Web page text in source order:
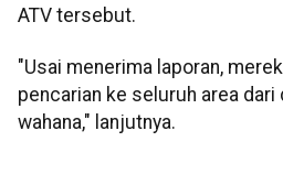
ATV tersebut.
"Usai menerima laporan,
pencarian ke seluruh area dari
wahana," lanjutnya.